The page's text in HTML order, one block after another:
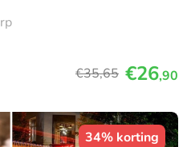
€35,65 €26,90
34% korting